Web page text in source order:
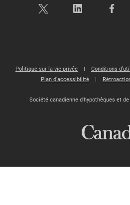
Politique sur la vie privée Conditions
Plan d’accessibilité
Société canadienne d'hypothèques et